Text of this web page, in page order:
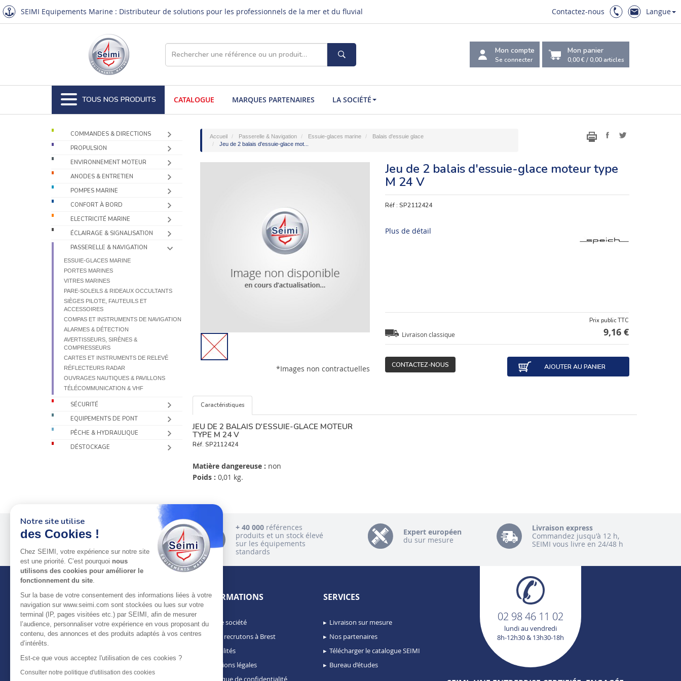
SEIMI Equipements Marine : Distributeur de solutions pour les professionnels de la mer et du fluvial Contactez-nous Langue
Mon compte
Se connecter
Mon panier
0,00 €/0,00 articles
TOUS NOS PRODUITS CATALOGUE MARQUES PARTENAIRES LA SOCIÉTÉ
COMMANDES & DIRECTIONS
PROPULSION
ENVIRONNEMENT MOTEUR
ANODES & ENTRETIEN
POMPES MARINE
CONFORT À BORD
ELECTRICITÉ MARINE
ÉCLAIRAGE & SIGNALISATION
PASSERELLE & NAVIGATION
ESSUIE-GLACES MARINE
PORTES MARINES
VITRES MARINES
PARE-SOLEILS & RIDEAUX OCCULTANTS
SIÈGES PILOTE, FAUTEUILS ET
ACCESSOIRES
COMPAS ET INSTRUMENTS DE NAVIGATION
ALARMES & DÉTECTION
AVERTISSEURS, SIRÈNES &
COMPRESSEURS
CARTES ET INSTRUMENTS DE RELEVÉ
RÉFLECTEURS RADAR
OUVRAGES NAUTIQUES & PAVILLONS
TÉLÉCOMMUNICATION & VHF
SÉCURITÉ
EQUIPEMENTS DE PONT
PÊCHE & HYDRAULIQUE
DÉSTOCKAGE
Accueil Passerelle & Navigation Essuie-glaces marine
Balais d'essuie glace
Jeu de 2 balais d'essuie-glace mot...
*Images non contractuelles
Jeu de 2 balais d'essuie-glace moteur type
M 24 V
Réf :SP2112424
Plus de détail
Livraison classique
Prix public TTC
9,16 €
CONTACTEZ-NOUS AJOUTER AU PANIER
Caractéristiques
JEU DE 2 BALAIS D'ESSUIE-GLACE MOTEUR
TYPE M 24 V
Réf. SP2112424
Matière dangereuse : non
Poids : 0,01 kg.
Plus de 50 ans
au service
des pros
+ 40 000 références
produits et un stock élevé
sur les équipements
standards
Expert européen
du sur mesure
Livraison express
Commandez jusqu'à 12 h,
SEIMI vous livre en 24/48 h
À PROPOS DE SEIMI
Depuis plus de 50 ans, nous apportons des
chantiers de construction navale, de refit,
spécialisés, armateurs et entreprises de
INFORMATIONS
Notre société
Nous recrutons à Brest
Actualités
Mentions légales
Politique de confidentialité
SERVICES
Livraison sur mesure
Nos partenaires
Télécharger le catalogue SEIMI
Bureau d’études
02 98 46 11 02
lundi au vendredi
8h-12h30 & 13h30-18h
Notre site utilise
des Cookies !
Chez SEIMI, votre expérience sur notre site
est une priorité. C’est pourquoi nous
utilisons des cookies pour améliorer le
fonctionnement du site.
Sur la base de votre consentement des informations liées à votre
navigation sur www.seimi.com sont stockées ou lues sur votre
terminal (IP, pages visitées etc.) par SEIMI, afin de mesurer
l’audience, personnaliser votre expérience en vous proposant du
contenu, des annonces et des produits adaptés à vos centres
d’intérêts.
Est-ce que vous acceptez l'utilisation de ces cookies ?
Consulter notre politique d'utilisation des cookies